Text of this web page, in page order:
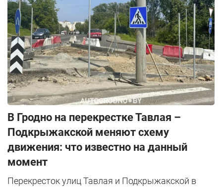
В Гродно на перекрестке Тавлая –
Подкрыжакской меняют схему
движения: что известно на данный
момент
Перекресток улиц Тавлая и Подкрыжакской в